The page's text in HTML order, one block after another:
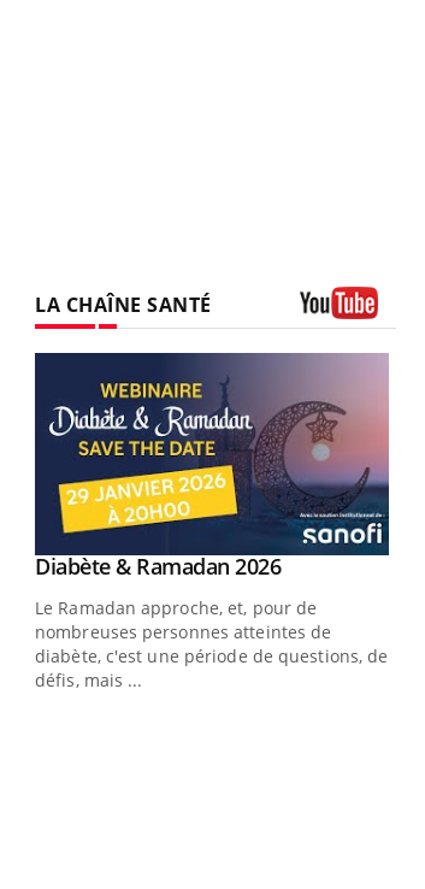
Hantavirus : un cas détecté chez un
touriste en France
LA CHAÎNE SANTÉ
Youtube
Diabète & Ramadan 2026Youtube
Le Ramadan approche, et, pour de
nombreuses personnes atteintes de
diabète, c'est une période de questions, de
défis, mais ...